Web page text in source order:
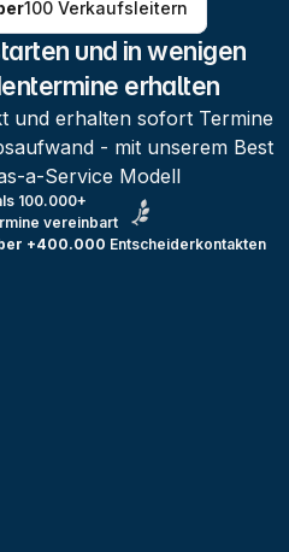
100 Verkaufsleitern
und in wenigen
erhalten
und erhalten sofort Termine
- mit unserem Best
a-Service Modell
100.000+
vereinbart
+400.000 Entscheiderkontakten